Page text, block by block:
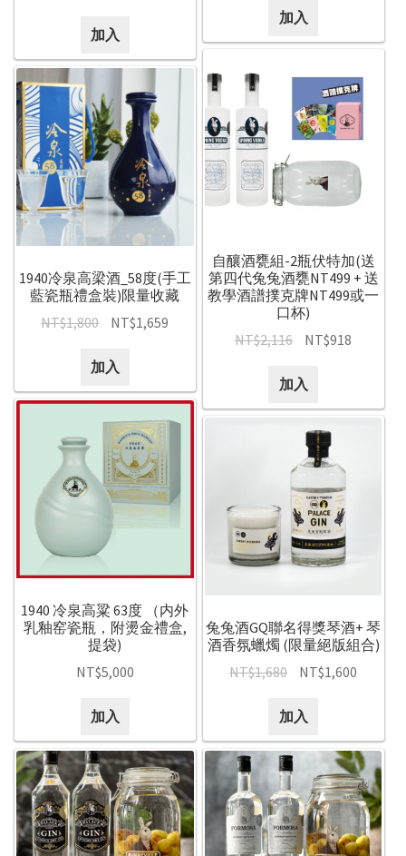
加入
加入
自釀酒甕組-2瓶伏特加(送
第四代兔兔酒甕NT499 + 送
教學酒譜撲克牌NT499或一
口杯)
NT$2,116 NT$918
加入
1940冷泉高梁酒_58度(手工
藍瓷瓶禮盒裝)限量收藏
NT$1,800 NT$1,659
加入
1940 冷泉高粱 63度 （内外
乳釉窑瓷瓶，附燙金禮盒,
提袋)
NT$5,000
加入
兔兔酒GQ聯名得獎琴酒+ 琴
酒香氛蠟燭 (限量絕版組合)
NT$1,680 NT$1,600
加入